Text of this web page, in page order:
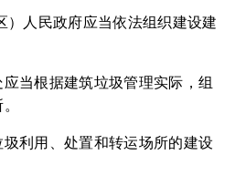
）人民政府应当依法组织建设建
当根据建筑垃圾管理实际，组
利用、处置和转运场所的建设